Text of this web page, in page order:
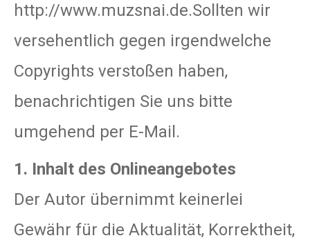
http://www.muzsnai.de.Sollten wir
versehentlich gegen irgendwelche
Copyrights verstoßen haben,
benachrichtigen Sie uns bitte
umgehend per E-Mail.
1. Inhalt des Onlineangebotes
Der Autor übernimmt keinerlei
Gewähr für die Aktualität, Korrektheit,